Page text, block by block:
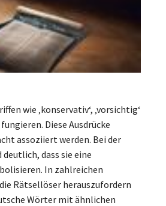
wie ‚konservativ‘, ‚vorsichtig‘
Diese Ausdrücke
assoziiert werden. Bei der
dass sie eine
In zahlreichen
Rätsellöser herauszufordern
Wörter mit ähnlichen